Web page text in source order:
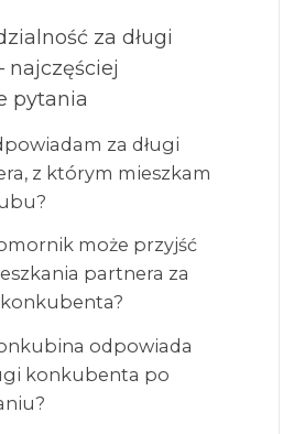
za długi
najczęściej
pytania
za długi
z którym mieszkam
może przyjść
partnera za
odpowiada
konkubenta po